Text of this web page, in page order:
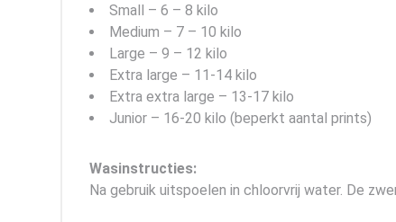
Small – 6 – 8 kilo
Medium – 7 – 10 kilo
Large – 9 – 12 kilo
Extra large – 11-14 kilo
Extra extra large – 13-17 kilo
Junior – 16-20 kilo (beperkt aantal prints)
Wasinstructies:
Na gebruik uitspoelen in chloorvrij water. De